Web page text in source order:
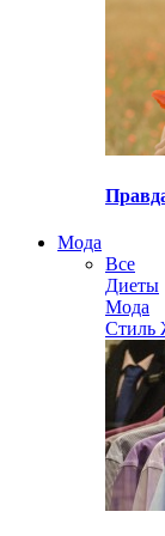
Мода
Все
Диеты
Мода
Стиль